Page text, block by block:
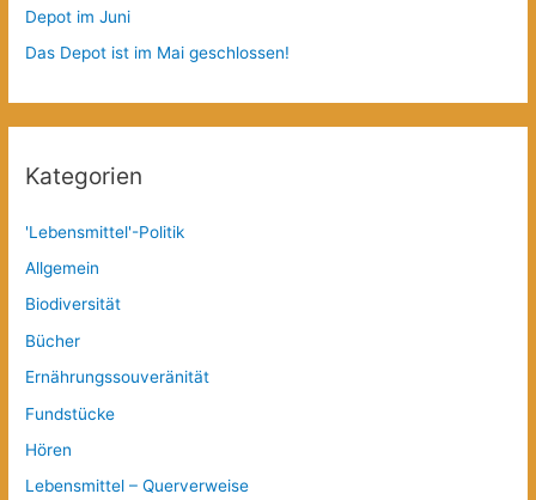
Depot im Juni
Das Depot ist im Mai geschlossen!
Kategorien
'Lebensmittel'-Politik
Allgemein
Biodiversität
Bücher
Ernährungssouveränität
Fundstücke
Hören
Lebensmittel – Querverweise